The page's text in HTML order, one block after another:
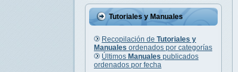
Tutoriales y Manuales
Recopilación de Tutoriales y
Manuales ordenados por categorías
Últimos Manuales publicados
ordenados por fecha